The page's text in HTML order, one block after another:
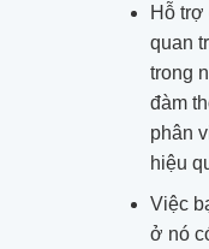
Hỗ trợ
quan
trong
đàm
phân
hiệu
Việc
ở nó